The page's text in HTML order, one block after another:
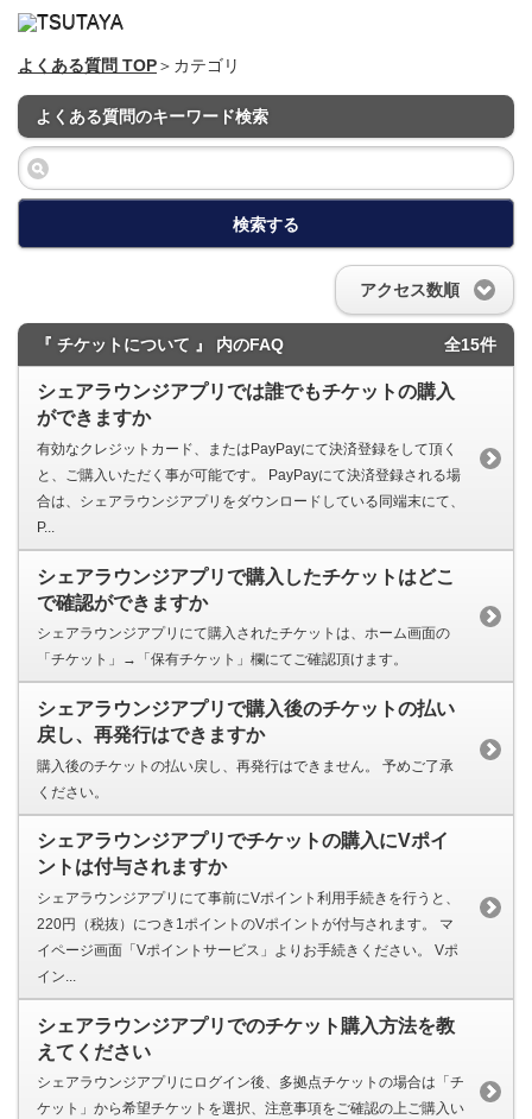
よくある質問 TOP＞カテゴリ
よくある質問のキーワード検索
検索する
アクセス数順
『 チケットについて 』 内のFAQ 全15件
シェアラウンジアプリでは誰でもチケットの購入
ができますか
有効なクレジットカード、またはPayPayにて決済登録をして頂く
と、ご購入いただく事が可能です。 PayPayにて決済登録される場
合は、シェアラウンジアプリをダウンロードしている同端末にて、
P...
シェアラウンジアプリで購入したチケットはどこ
で確認ができますか
シェアラウンジアプリにて購入されたチケットは、ホーム画面の
「チケット」→「保有チケット」欄にてご確認頂けます。
シェアラウンジアプリで購入後のチケットの払い
戻し、再発行はできますか
購入後のチケットの払い戻し、再発行はできません。 予めご了承
ください。
シェアラウンジアプリでチケットの購入にVポイ
ントは付与されますか
シェアラウンジアプリにて事前にVポイント利用手続きを行うと、
220円（税抜）につき1ポイントのVポイントが付与されます。 マ
イページ画面「Vポイントサービス」よりお手続きください。 Vポ
イン...
シェアラウンジアプリでのチケット購入方法を教
えてください
シェアラウンジアプリにログイン後、多拠点チケットの場合は「チ
ケット」から希望チケットを選択、注意事項をご確認の上ご購入い